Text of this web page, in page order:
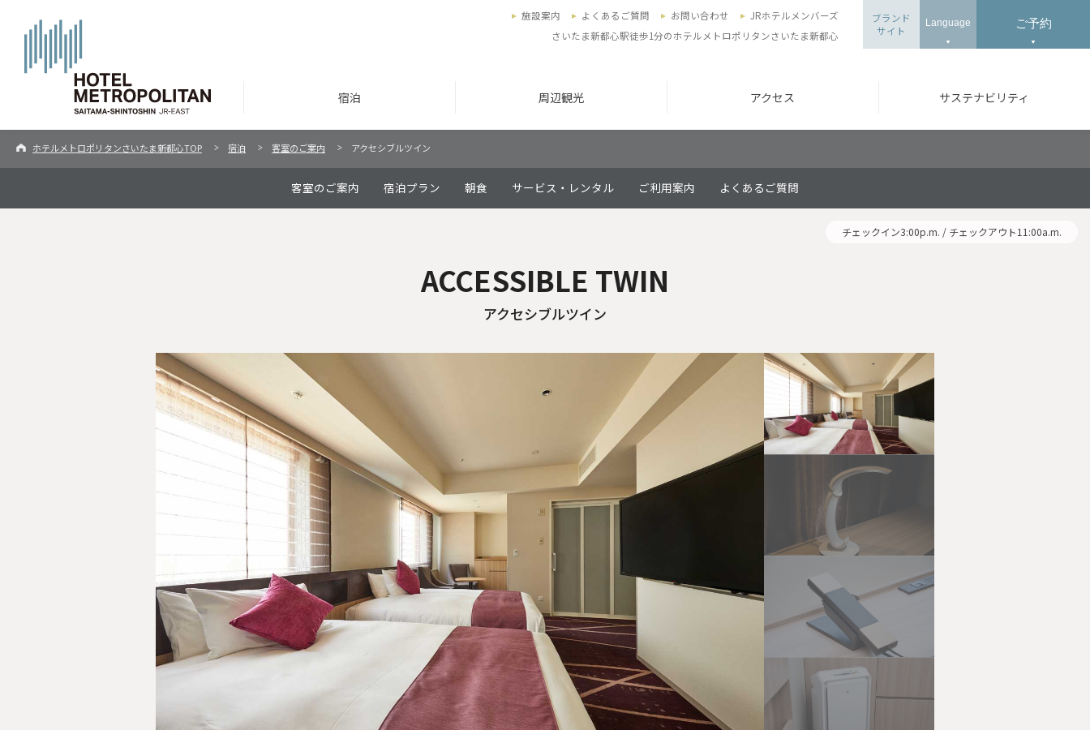
宿泊 周辺観光 アクセス サステナビリティ
施設案内 よくあるご質問 お問い合わせ
JRホテルメンバーズ
さいたま新都心駅徒歩1分のホテルメトロポリタンさいたま新都心
ブランド
サイト
Language ご予約
ホテルメトロポリタンさいたま新都心TOP 宿泊 客室のご案内 アクセシブルツイン
客室のご案内 宿泊プラン 朝食 サービス・レンタル ご利用案内 よくあるご質問
チェックイン3:00p.m. / チェックアウト11:00a.m.
ACCESSIBLE TWIN
アクセシブルツイン